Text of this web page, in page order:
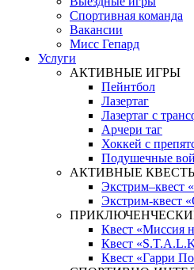
Спортивная команда
Вакансии
Мисс Гепард
Услуги
АКТИВНЫЕ ИГРЫ
Пейнтбол
Лазертаг
Лазертаг с
Арчери таг
Хоккей с
Подушечные
АКТИВНЫЕ
Экстрим–квест
Экстрим-квест
Квест «Миссия
Квест
Квест «Гарри